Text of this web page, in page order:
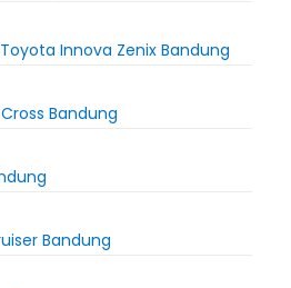
Innova Zenix Bandung
Bandung
Bandung